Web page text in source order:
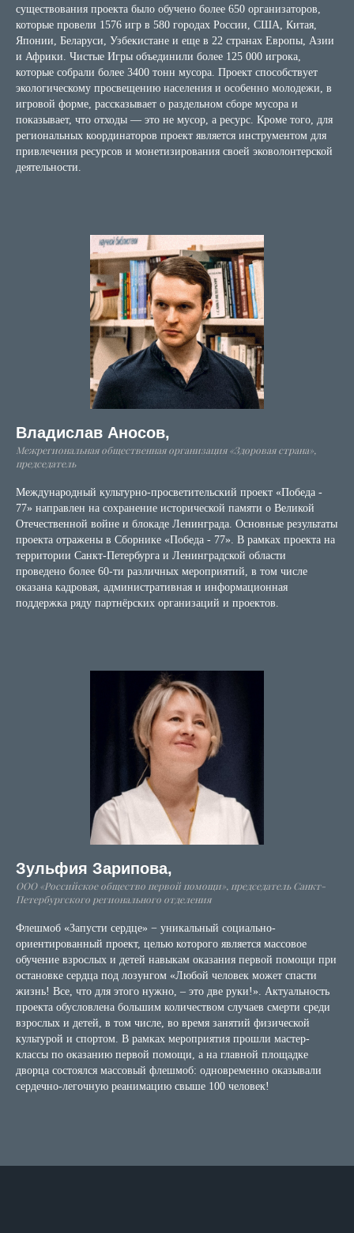
существования проекта было обучено более 650 организаторов,
которые провели 1576 игр в 580 городах России, США, Китая,
Японии, Беларуси, Узбекистане и еще в 22 странах Европы, Азии
и Африки. Чистые Игры объединили более 125 000 игрока,
которые собрали более 3400 тонн мусора. Проект способствует
экологическому просвещению населения и особенно молодежи, в
игровой форме, рассказывает о раздельном сборе мусора и
показывает, что отходы — это не мусор, а ресурс. Кроме того, для
региональных координаторов проект является инструментом для
привлечения ресурсов и монетизирования своей эковолонтерской
деятельности.
Владислав Аносов,
Межрегиональная общественная организация «Здоровая страна»,
председатель
Международный культурно-просветительский проект «Победа -
77» направлен на сохранение исторической памяти о Великой
Отечественной войне и блокаде Ленинграда. Основные результаты
проекта отражены в Сборнике «Победа - 77». В рамках проекта на
территории Санкт-Петербурга и Ленинградской области
проведено более 60-ти различных мероприятий, в том числе
оказана кадровая, административная и информационная
поддержка ряду партнёрских организаций и проектов.
Зульфия Зарипова,
ООО «Российское общество первой помощи», председатель Санкт-
Петербургского регионального отделения
Флешмоб «Запусти сердце» − уникальный социально-
ориентированный проект, целью которого является массовое
обучение взрослых и детей навыкам оказания первой помощи при
остановке сердца под лозунгом «Любой человек может спасти
жизнь! Все, что для этого нужно, – это две руки!». Актуальность
проекта обусловлена большим количеством случаев смерти среди
взрослых и детей, в том числе, во время занятий физической
культурой и спортом. В рамках мероприятия прошли мастер-
классы по оказанию первой помощи, а на главной площадке
дворца состоялся массовый флешмоб: одновременно оказывали
сердечно-легочную реанимацию свыше 100 человек!